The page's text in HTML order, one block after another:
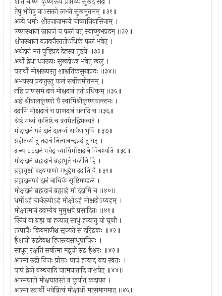
तेषु भोगेषु नाऽसक्तो लभते सुखमुत्तमम् ॥३१॥
अन्ये धर्माः शीतजानामन्ये चोष्णनिवासिनाम् ।
उष्णस्थानां स्नानजं च फलं यत् स्याच्छुभप्रदम् ॥३२॥
शीतस्थानां यज्ञदानैस्ततोऽधिकं फलं भवेत् ।
अर्थदानं मतं पुष्टिप्रदं देहस्य तुष्टये ॥३३॥
अर्थो द्वेधा धनरूपः सुखदोऽत्र भवेत् खलु ।
परार्थो मोक्षरूपस्तु शाश्वतिकसुखप्रदः ॥३४॥
अभयस्य प्रदातुस्तु फलं सर्वोत्तमोत्तमम् ।
नहि प्राणसमं दानं मोक्षदानं ततोऽधिकम् ॥३५॥
अहं श्रीबालकृष्णो वै स्वामिश्रीकृष्णवल्लभः ।
ददामि मोक्षदानं च प्राणदानं धनादि च ॥३६॥
श्रेष्ठं मध्यं कनिष्ठं च त्रयमेतद्विभज्यते ।
मोक्षदानं परं दानं दातव्यं सर्वथा भुवि ॥३७॥
ग्रहीतव्यं तु तद्दानं नित्यानन्दप्रदं तु यत् ।
अन्याऽऽदाने भवेद् व्याधिर्मोक्षदाने विनश्यति ॥३८॥
मोक्षदाने ब्रह्मदानं ब्रह्मभूतं करोति हि ।
ब्रह्मवृक्षो रक्ष्यमाणो मधुहेम ददाति वै ॥३९॥
ब्रह्मदानपरं दानं नाधिकं सृष्टिमण्डले ।
मोक्षदानं ब्रह्मदानं ब्रह्माहं मां ददामि च ॥४०॥
धर्मोऽहं चार्थरूपोऽहं मोक्षोऽहं मोक्षदोऽप्यहम् ।
मोक्षात्मानं ददाम्येव मुमुक्षवे प्रसादितः ॥४१॥
स्त्रियं वा ब्रह्म वा हन्यात् साधुं हन्यात्तु यो घृणी ।
तत्पापैः क्रियमाणैश्च सृज्यते स दरिद्रकः ॥४२॥
ईशानो रुद्रदेवश्च हिनस्त्यसाधुपापिनः ।
साधून् रक्षति सर्वात्मा मद्रूपो रुद्र ईश्वरः ॥४२॥
आत्मा रुद्रो निजः प्रोक्तः पापं हन्याद् यदा स्वतः ।
पापं द्वेषो वञ्चनादि चात्मघातादि नाशयेत् ॥४४॥
आत्मघातो मोक्षघातस्तं न कुर्यात् कदाचन ।
आत्मा स्वार्थी भवेन्नित्यं मोक्षार्थी मत्समागमात् ॥४५॥